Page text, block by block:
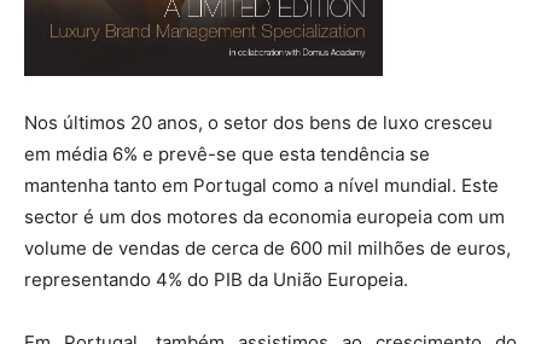
Nos últimos 20 anos, o setor dos bens de luxo cresceu
em média 6% e prevê-se que esta tendência se
mantenha tanto em Portugal como a nível mundial. Este
sector é um dos motores da economia europeia com um
volume de vendas de cerca de 600 mil milhões de euros,
representando 4% do PIB da União Europeia.